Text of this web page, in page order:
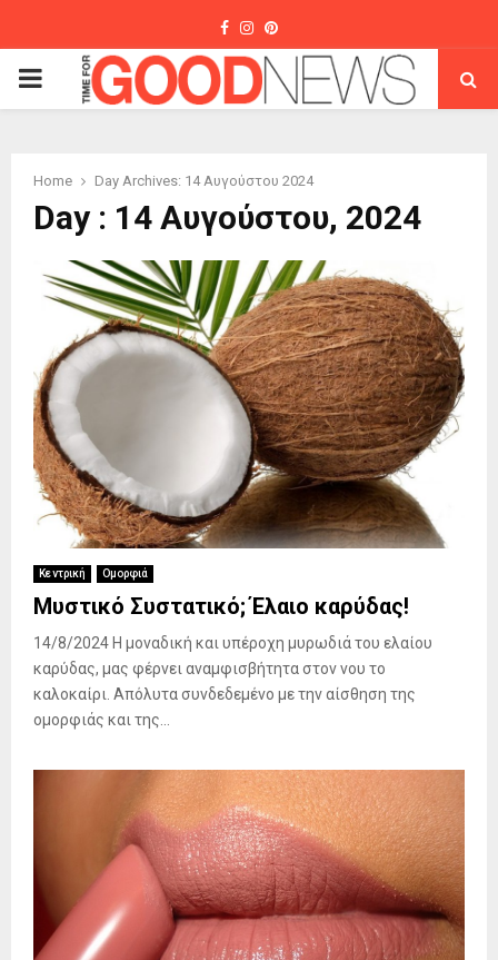
Facebook
Instagram
Pinterest
PRIMARY
Home Day Archives: 14 Αυγούστου 2024
Day : 14 Αυγούστου, 2024
Κεντρική Ομορφιά
Μυστικό Συστατικό; Έλαιο καρύδας!
14/8/2024 Η μοναδική και υπέροχη μυρωδιά του ελαίου
καρύδας, μας φέρνει αναμφισβήτητα στον νου το
καλοκαίρι. Απόλυτα συνδεδεμένο με την αίσθηση της
ομορφιάς και της...